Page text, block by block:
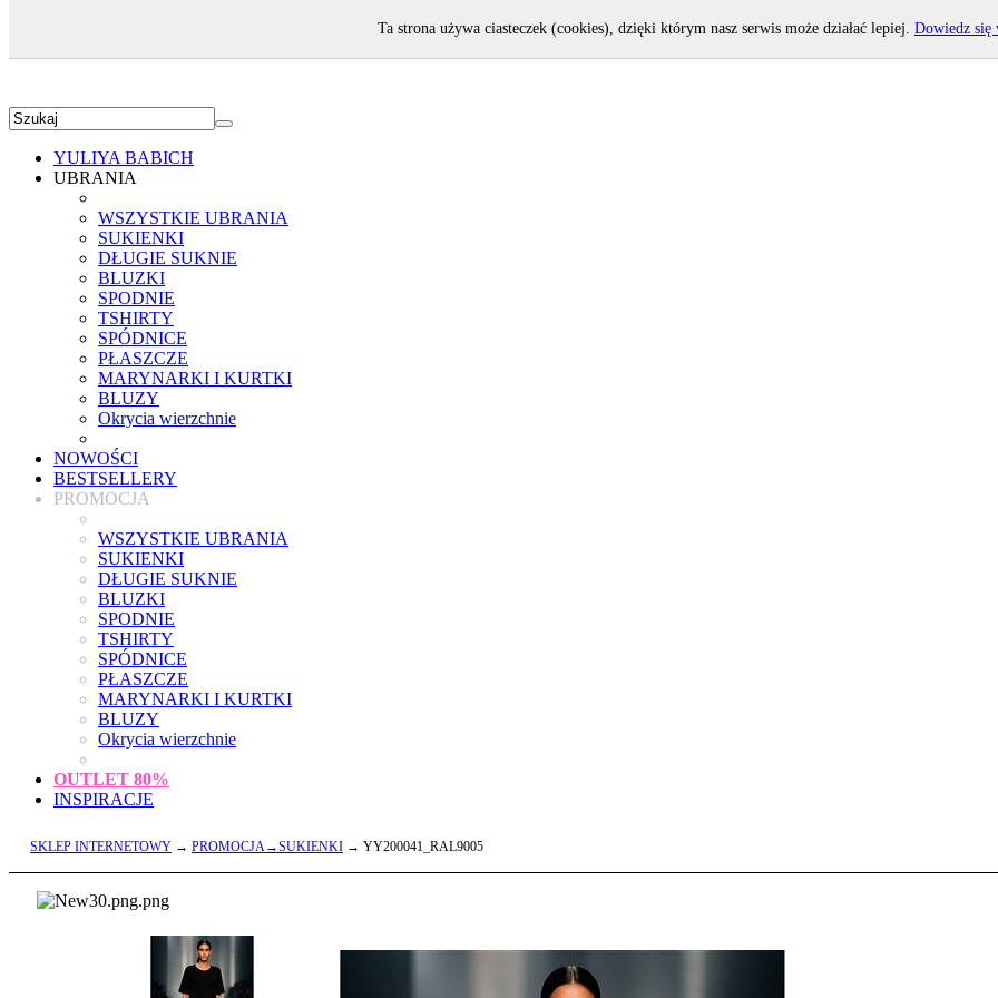
YULIYA BABICH
UBRANIA
WSZYSTKIE UBRANIA
SUKIENKI
DŁUGIE SUKNIE
BLUZKI
SPODNIE
TSHIRTY
SPÓDNICE
PŁASZCZE
MARYNARKI I KURTKI
BLUZY
Okrycia wierzchnie
NOWOŚCI
BESTSELLERY
PROMOCJA
WSZYSTKIE UBRANIA
SUKIENKI
DŁUGIE SUKNIE
BLUZKI
SPODNIE
TSHIRTY
SPÓDNICE
PŁASZCZE
MARYNARKI I KURTKI
BLUZY
Okrycia wierzchnie
OUTLET 80%
INSPIRACJE
SKLEP INTERNETOWY → PROMOCJA→SUKIENKI → YY200041_RAL9005
Ta strona używa ciasteczek (cookies), dzięki którym nasz serwis może działać lepiej. Dowiedz się